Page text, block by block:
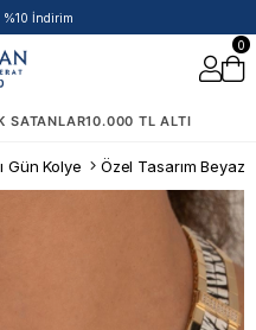
Ek %5 İndirim Fırsatı!
0
SATANLAR10.000 TL ALTI
Gün Kolye Özel Tasarım Beyaz